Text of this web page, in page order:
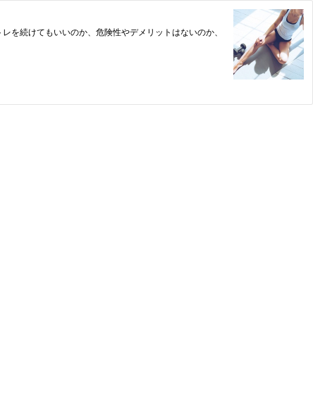
を続けてもいいのか、危険性やデメリットはないのか、